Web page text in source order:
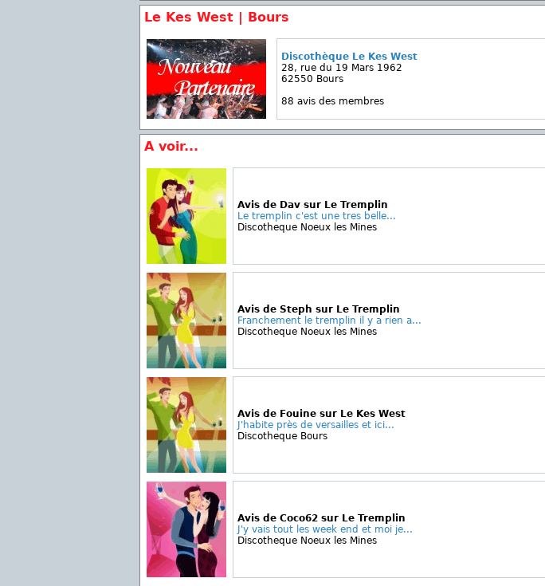
Le Kes West | Bours
Discothèque Le Kes West
28, rue du 19 Mars 1962
62550 Bours
88 avis des membres
A voir...
Avis de Dav sur Le Tremplin
Le tremplin c'est une tres belle...
Discotheque Noeux les Mines
Avis de Steph sur Le Tremplin
Franchement le tremplin il y a rien a...
Discotheque Noeux les Mines
Avis de Fouine sur Le Kes West
J'habite près de versailles et ici...
Discotheque Bours
Avis de Coco62 sur Le Tremplin
J'y vais tout les week end et moi je...
Discotheque Noeux les Mines